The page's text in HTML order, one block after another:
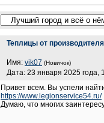
Теплицы от производителя
Имя: vik07 (Новичок)
Дата: 23 января 2025 года,
Привет всем. Вы успели
https://www.legionservice54.ru/
Думаю, что многих